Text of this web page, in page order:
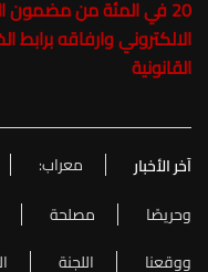
القانونية
آخر الأخبار معراب:
وحريصًا
مصلحة
ووقعنا
اللجنة